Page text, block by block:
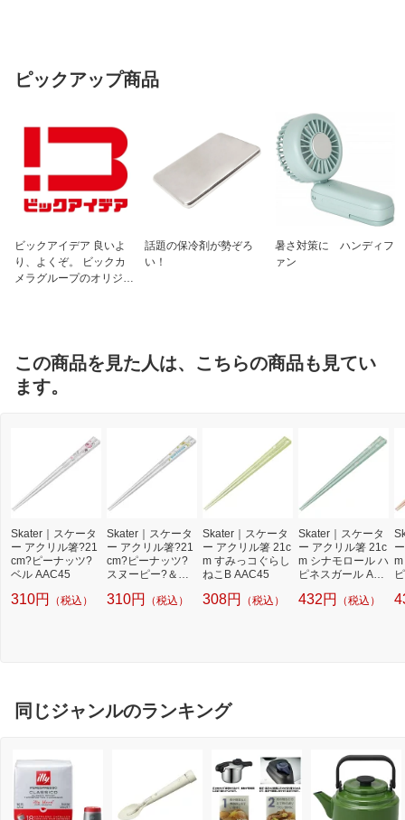
ピックアップ商品
ビックアイデア 良いよ
り、よくぞ。 ビックカ
メラグループのオリジナ
話題の保冷剤が勢ぞろ
い！
暑さ対策に ハンディフ
ァン
この商品を見た人は、こちらの商品も見てい
ます。
Skater｜スケータ
ー アクリル箸?21
cm?ピーナッツ?
ベル AAC45
310円 （税込）
Skater｜スケータ
ー アクリル箸?21
cm?ピーナッツ?
スヌーピー?＆ウ
45
310円 （税込）
Skater｜スケータ
ー アクリル箸 21c
m すみっコぐらし
ねこB AAC45
308円 （税込）
Skater｜スケータ
ー アクリル箸 21c
m シナモロール ハ
ピネスガール AAC
432円 （税込）
m
同じジャンルのランキング